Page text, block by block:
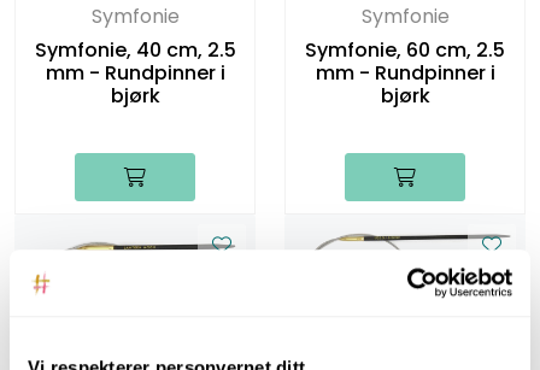
Symfonie
Symfonie, 40 cm, 2.5
mm - Rundpinner i
bjørk
Symfonie
Symfonie, 60 cm, 2.5
mm - Rundpinner i
bjørk